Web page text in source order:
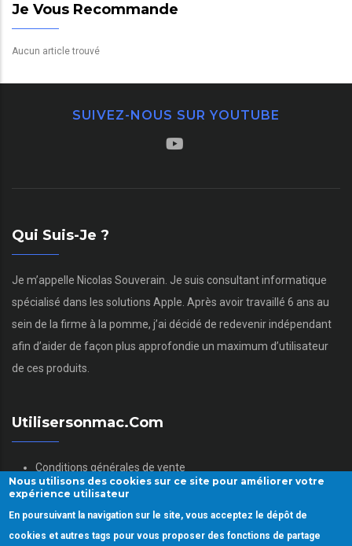
Je Vous Recommande
Aucun article trouvé
SUIVEZ-NOUS SUR YOUTUBE
Qui Suis-Je ?
Je m’appelle Nicolas Souverain. Je suis consultant informatique
spécialisé dans les solutions Apple. Après avoir travaillé 6 ans au
sein de la firme à la pomme, j’ai décidé de redevenir indépendant
afin d’aider de façon plus approfondie un maximum d’utilisateur
de ces produits.
Utilisersonmac.com
Conditions générales de vente
Mentions légales
Politique des données personnelles
Gestion des Cookies
Nous utilisons des cookies sur ce site pour améliorer votre
expérience utilisateur
En poursuivant la navigation sur le site, vous acceptez le dépôt de
cookies et autres tags pour vous proposer des fonctions de partage